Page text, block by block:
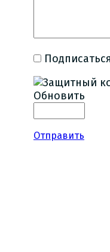
Обновить
Отправить